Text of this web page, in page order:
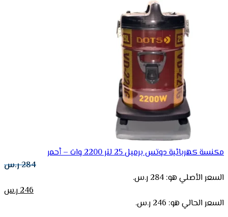
مكنسة كهربائية دوتس برميل 25 لتر 2200 وات – أحمر
284ر.س
السعر الأصلي هو: 284 ر.س.
246ر.س
السعر الحالي هو: 246 ر.س.